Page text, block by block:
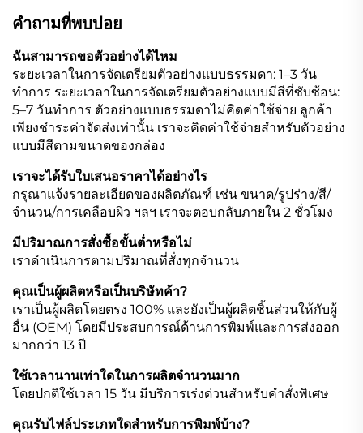
คำถามที่พบบ่อย
ฉันสามารถขอตัวอย่างได้ไหม
ระยะเวลาในการจัดเตรียมตัวอย่างแบบธรรมดา: 1–3 วัน
ทำการ ระยะเวลาในการจัดเตรียมตัวอย่างแบบมีสีที่ซับซ้อน:
5–7 วันทำการ ตัวอย่างแบบธรรมดาไม่คิดค่าใช้จ่าย ลูกค้า
เพียงชำระค่าจัดส่งเท่านั้น เราจะคิดค่าใช้จ่ายสำหรับตัวอย่าง
แบบมีสีตามขนาดของกล่อง
เราจะได้รับใบเสนอราคาได้อย่างไร
กรุณาแจ้งรายละเอียดของผลิตภัณฑ์ เช่น ขนาด/รูปร่าง/สี/
จำนวน/การเคลือบผิว ฯลฯ เราจะตอบกลับภายใน 2 ชั่วโมง
มีปริมาณการสั่งซื้อขั้นต่ำหรือไม่
เราดำเนินการตามปริมาณที่สั่งทุกจำนวน
คุณเป็นผู้ผลิตหรือเป็นบริษัทค้า?
เราเป็นผู้ผลิตโดยตรง 100% และยังเป็นผู้ผลิตชิ้นส่วนให้กับผู้
อื่น (OEM) โดยมีประสบการณ์ด้านการพิมพ์และการส่งออก
มากกว่า 13 ปี
ใช้เวลานานเท่าใดในการผลิตจำนวนมาก
โดยปกติใช้เวลา 15 วัน มีบริการเร่งด่วนสำหรับคำสั่งพิเศษ
คุณรับไฟล์ประเภทใดสำหรับการพิมพ์บ้าง?